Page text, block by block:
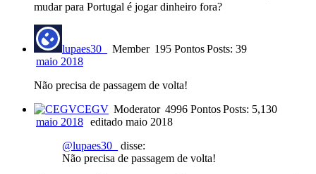
mudar para Portugal é jogar dinheiro fora?
lupaes30_ Member 195 PontosPosts: 39
maio 2018
Não precisa de passagem de volta!
CEGV Moderator 4996 PontosPosts: 5,130
maio 2018 editado maio 2018
@lupaes30_
disse:
Não precisa de passagem de volta!